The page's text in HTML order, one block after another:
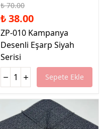
₺ 70.00
₺ 38.00
ZP-010 Kampanya
Desenli Eşarp Siyah
Serisi
Sepete Ekle